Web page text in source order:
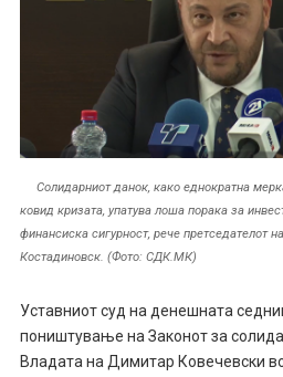
Солидарниот данок, како еднократна
ковид кризата, упатува лоша порака за
финансиска сигурност, рече претседателот
Костадиновск. (Фото: СДК.МК)
Уставниот суд на денешната
поништување на Законот за
Владата на Димитар Ковечевски